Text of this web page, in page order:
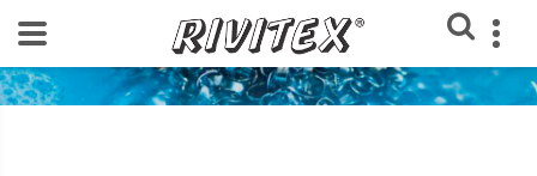
Home Feiras texteis